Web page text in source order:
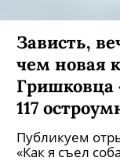
Зависть,
чем новая
Гришковца
117
Публикуем
«Как я съел